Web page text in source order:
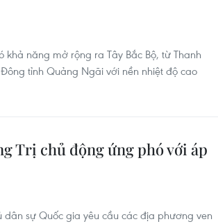
năng mở rộng ra Tây Bắc Bộ, từ Thanh
tỉnh Quảng Ngãi với nền nhiệt độ cao
Trị chủ động ứng phó với áp
dân sự Quốc gia yêu cầu các địa phương ven